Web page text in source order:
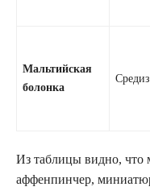
Мальтийская
болонка
Из таблицы видно, что
аффенпинчер,